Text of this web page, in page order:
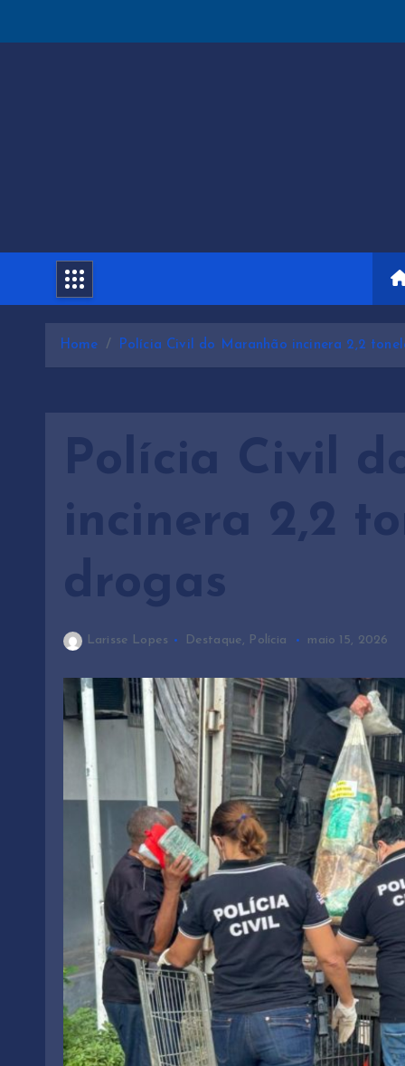
Home Polícia Civil do Maranhão incinera 2,2
Polícia Civil
incinera 2,2
drogas
Larisse Lopes Destaque, Polícia maio 15, 2026